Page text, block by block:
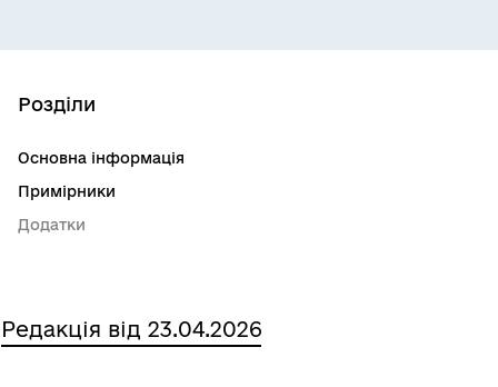
Редакція від 23.04.2026
Розділи
Основна інформація
Примірники
Додатки